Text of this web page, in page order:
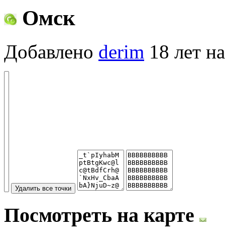
Омск
Добавлено derim 18 лет
Посмотреть на карте